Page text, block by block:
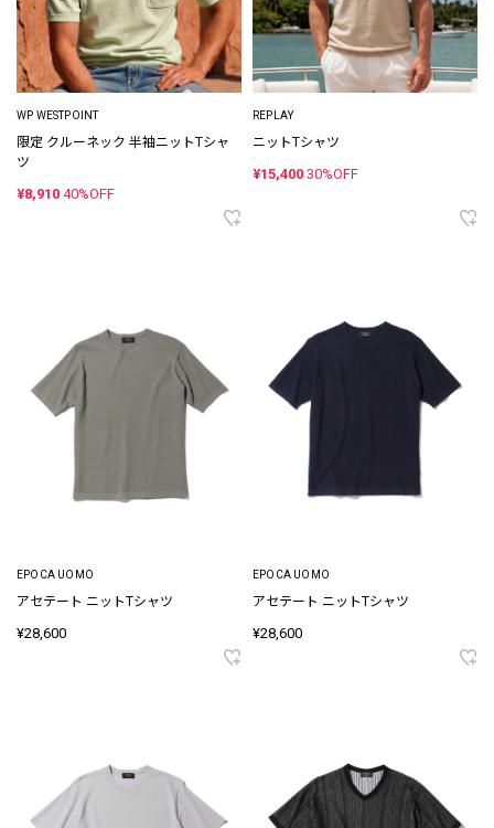
WP WESTPOINT
限定 クルーネック 半袖ニットTシャ
ツ
¥8,910 40%OFF
REPLAY
ニットTシャツ
¥15,400 30%OFF
EPOCA UOMO
アセテート ニットTシャツ
¥28,600
EPOCA UOMO
アセテート ニットTシャツ
¥28,600